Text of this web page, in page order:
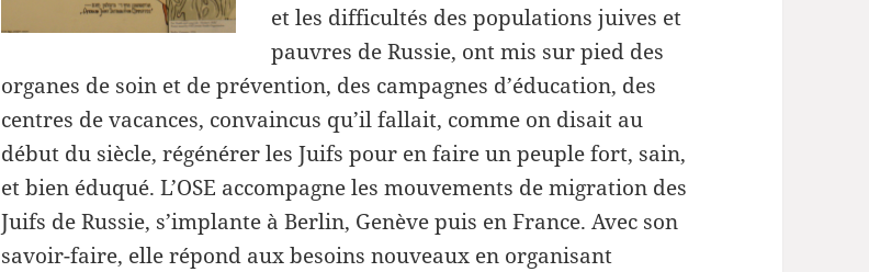
et les difficultés des populations juives et
pauvres de Russie, ont mis sur pied des
organes de soin et de prévention, des campagnes d’éducation, des
centres de vacances, convaincus qu’il fallait, comme on disait au
début du siècle, régénérer les Juifs pour en faire un peuple fort, sain,
et bien éduqué. L’OSE accompagne les mouvements de migration des
Juifs de Russie, s’implante à Berlin, Genève puis en France. Avec son
savoir-faire, elle répond aux besoins nouveaux en organisant